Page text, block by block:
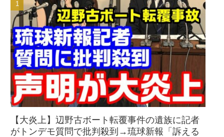
【大炎上】辺野古ボート転覆事件の遺族に記者
がトンデモ質問で批判殺到→琉球新報「訴える